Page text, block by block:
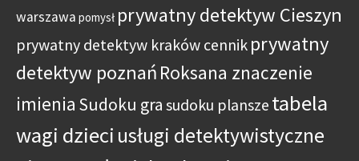
warszawa pomysł prywatny detektyw Cieszyn
prywatny detektyw kraków cennik prywatny
detektyw poznań Roksana znaczenie
imienia Sudoku gra sudoku plansze tabela
wagi dzieci usługi detektywistyczne